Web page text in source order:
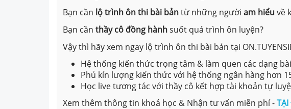
Bạn cần lộ trình ôn thi bài bảntừ những người am hiểuvề
Bạn cần thầy cô đồng hànhsuốt quá trình ôn luyện?
Vậy thì hãy xem ngay lộ trình ôn thi bài bản tại
Hệ thống kiến thức trọng tâm & làm quen các dạng
Phủ kín lượng kiến thức với hệ thống ngân hàng hơn
Học live tương tác với thầy cô kết hợp tài khoản tự
Xem thêm thông tin khoá học & Nhận tư vấn miễn phí -